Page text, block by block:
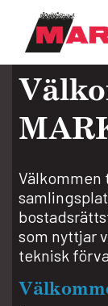
Välkommen
som nyttjar
teknisk